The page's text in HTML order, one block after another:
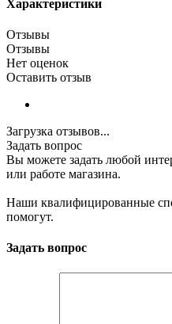
Характеристики
Отзывы
Отзывы
Нет оценок
Оставить отзыв
Загрузка отзывов...
Задать вопрос
Вы можете задать любой
или работе магазина.
Наши квалифицированные
помогут.
Задать вопрос